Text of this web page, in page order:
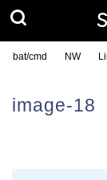
bat/cmd NW
image-18